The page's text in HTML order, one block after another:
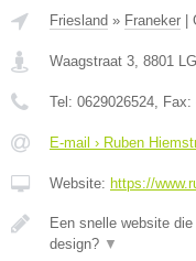
Friesland » Franeker
Waagstraat 3, 8801 LG
Tel: 0629026524, Fax:
E-mail › Ruben
Website: https://
Een snelle website
design? ▼